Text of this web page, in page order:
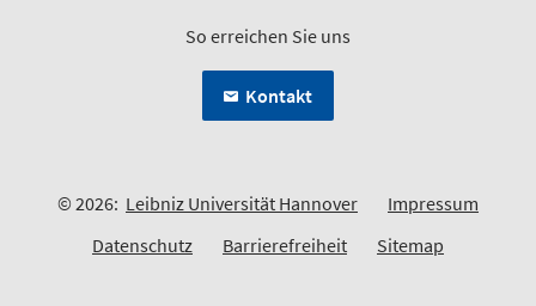
So erreichen Sie uns
Kontakt
© 2026: Leibniz Universität Hannover
Impressum
Datenschutz
Barrierefreiheit Sitemap